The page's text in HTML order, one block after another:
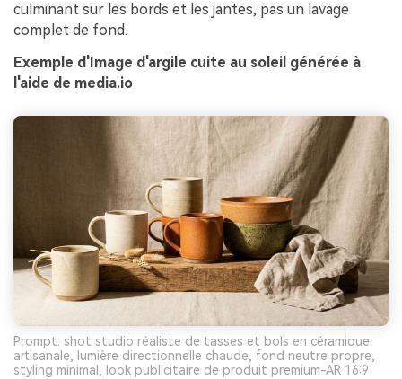
culminant sur les bords et les jantes, pas un lavage
complet de fond.
Exemple d'Image d'argile cuite au soleil générée à
l'aide de media.io
Prompt: shot studio réaliste de tasses et bols en céramique
artisanale, lumière directionnelle chaude, fond neutre propre,
styling minimal, look publicitaire de produit premium-AR 16:9